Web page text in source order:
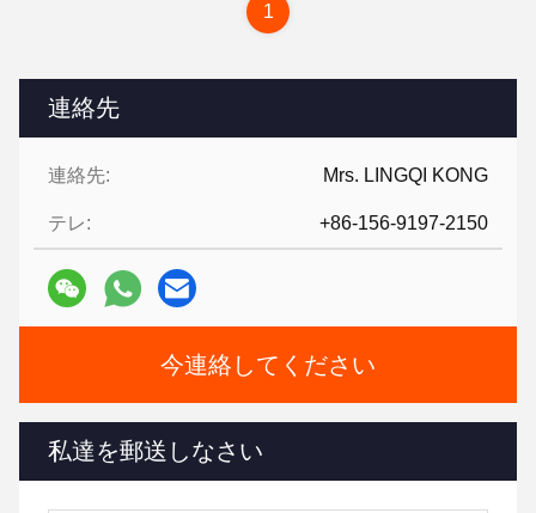
連絡先
連絡先: Mrs. LINGQI KONG
テレ: +86-156-9197-2150
今連絡してください
私達を郵送しなさい
1